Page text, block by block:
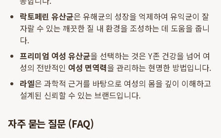
락토페린 유산균은 유해균의 성장을 억제하여 유익균이 잘
자랄 수 있는 깨끗한 질 내 환경을 조성하는 데 도움을 줍니
다.
프리미엄 여성 유산균을 선택하는 것은 Y존 건강을 넘어 여
성의 전반적인 여성 면역력을 관리하는 현명한 방법입니다.
라엘은 과학적 근거를 바탕으로 여성의 몸을 깊이 이해하고
설계된 신뢰할 수 있는 브랜드입니다.
자주 묻는 질문 (FAQ)